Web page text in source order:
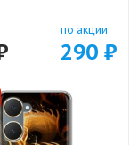
по акции
290 ₽